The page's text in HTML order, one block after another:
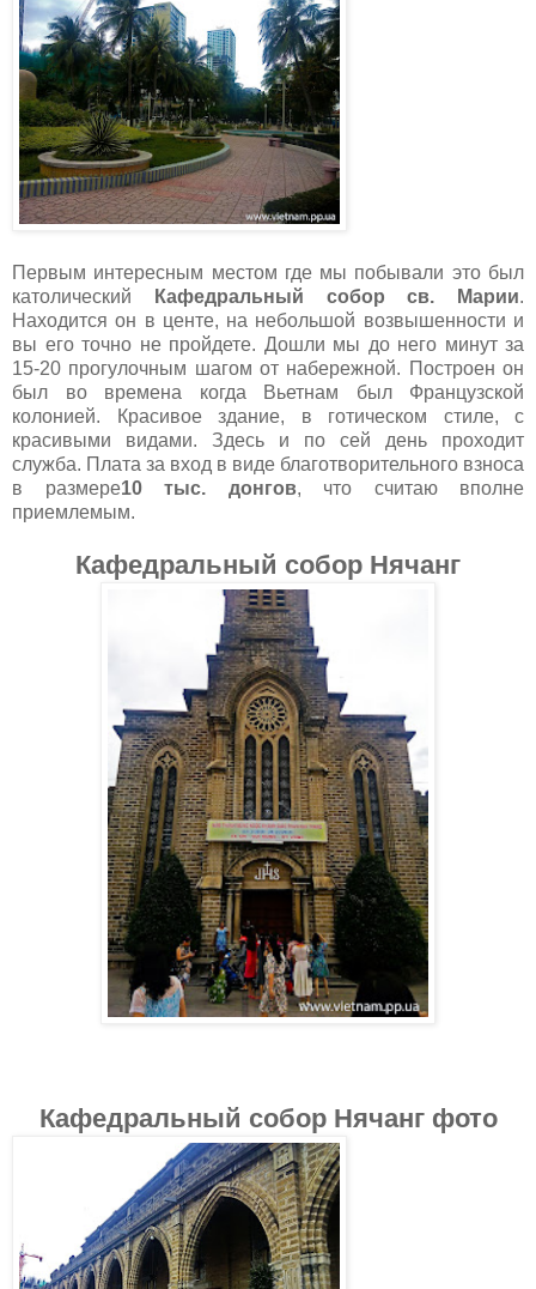
Первым интересным местом где мы побывали это был
католический
Кафедральный собор св. Марии.
Находится он в центе, на небольшой возвышенности и
вы его точно не пройдете. Дошли мы до него минут за
15-20 прогулочным шагом от набережной. Построен он
был во времена когда Вьетнам был Французской
колонией. Красивое здание, в готическом стиле, с
красивыми видами. Здесь и по сей день проходит
служба. Плата за вход в виде благотворительного взноса
в размере10 тыс. донгов, что считаю вполне
приемлемым.
Кафедральный собор Нячанг
Кафедральный собор Нячанг фото